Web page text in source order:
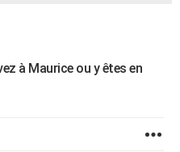
à Maurice ou y êtes en